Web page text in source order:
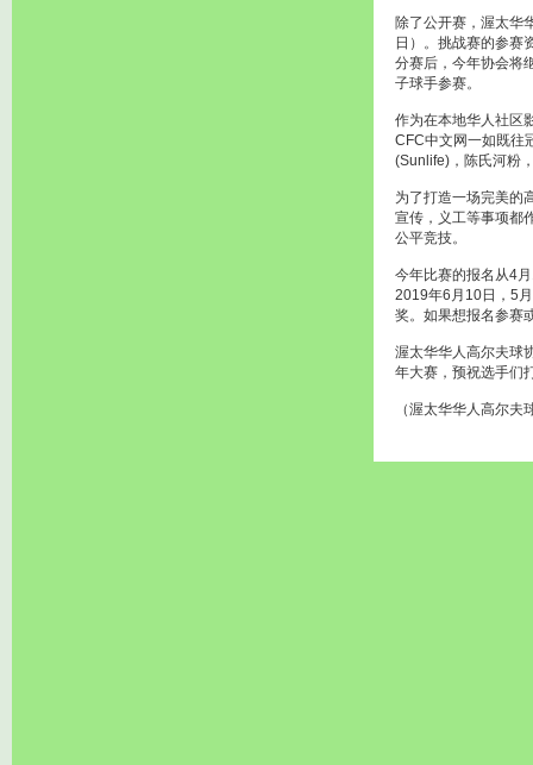
除了公开赛，渥太华
日）。挑战赛的参赛
分赛后，今年协会将
子球手参赛。
作为在本地华人社区
CFC中文网一如既往
(Sunlife)，陈氏河粉
为了打造一场完美的
宣传，义工等事项都
公平竞技。
今年比赛的报名从4
2019年6月10日，5
奖。如果想报名参赛
渥太华华人高尔夫球
年大赛，预祝选手们
（渥太华华人高尔夫